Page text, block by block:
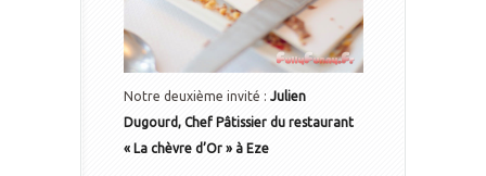
Notre deuxième invité : Julien
Dugourd, Chef Pâtissier du restaurant
« La chèvre d’Or » à Eze